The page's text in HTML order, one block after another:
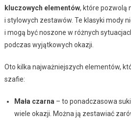
kluczowych elementów, które pozwolą
i stylowych zestawów. Te klasyki mody
i mogą być noszone w różnych
podczas wyjątkowych okazji.
Oto kilka najważniejszych elementów,
szafie:
Mała czarna – to ponadczasowa
wiele okazji. Można ją zestawiać